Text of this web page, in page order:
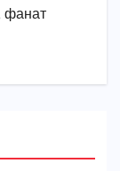
фанат